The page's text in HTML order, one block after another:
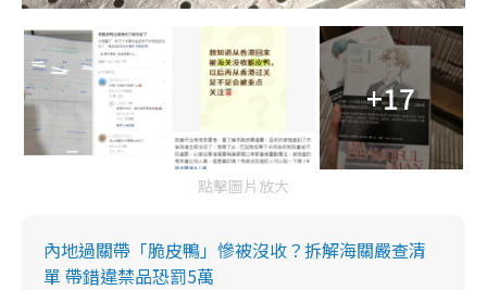
+17
點擊圖片放大
內地過關帶「脆皮鴨」慘被沒收？拆解海關嚴查清
單 帶錯違禁品恐罰5萬